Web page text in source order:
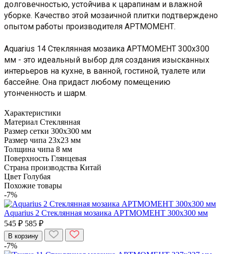
долговечностью, устойчива к царапинам и влажной
уборке. Качество этой мозаичной плитки подтверждено
опытом работы производителя АРТМОМЕНТ.
Aquarius 14 Стеклянная мозаика АРТМОМЕНТ 300х300
мм - это идеальный выбор для создания изысканных
интерьеров на кухне, в ванной, гостиной, туалете или
бассейне. Она придаст любому помещению
утонченность и шарм.
Характеристики
Материал Стеклянная
Размер сетки 300х300 мм
Размер чипа 23х23 мм
Толщина чипа 8 мм
Поверхность Глянцевая
Страна производства Китай
Цвет Голубая
Похожие товары
-7%
Aquarius 2 Стеклянная мозаика АРТМОМЕНТ 300х300 мм
545 ₽ 585 ₽
В корзину
-7%